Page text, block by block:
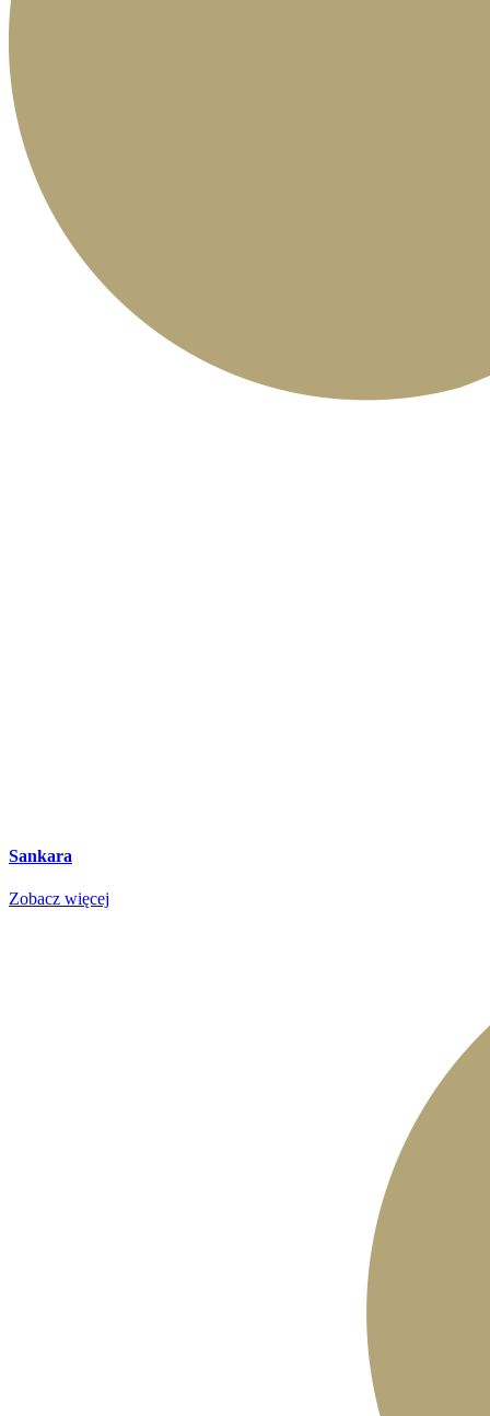
Sankara
Zobacz więcej